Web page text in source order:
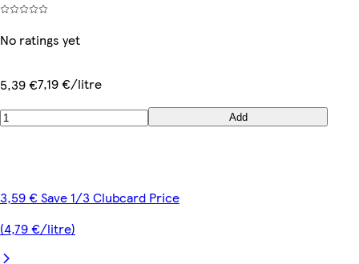
No ratings yet
5,39 €7,19 €/litre
Add
3,59 € Save 1/3 Clubcard Price
(4,79 €/litre)